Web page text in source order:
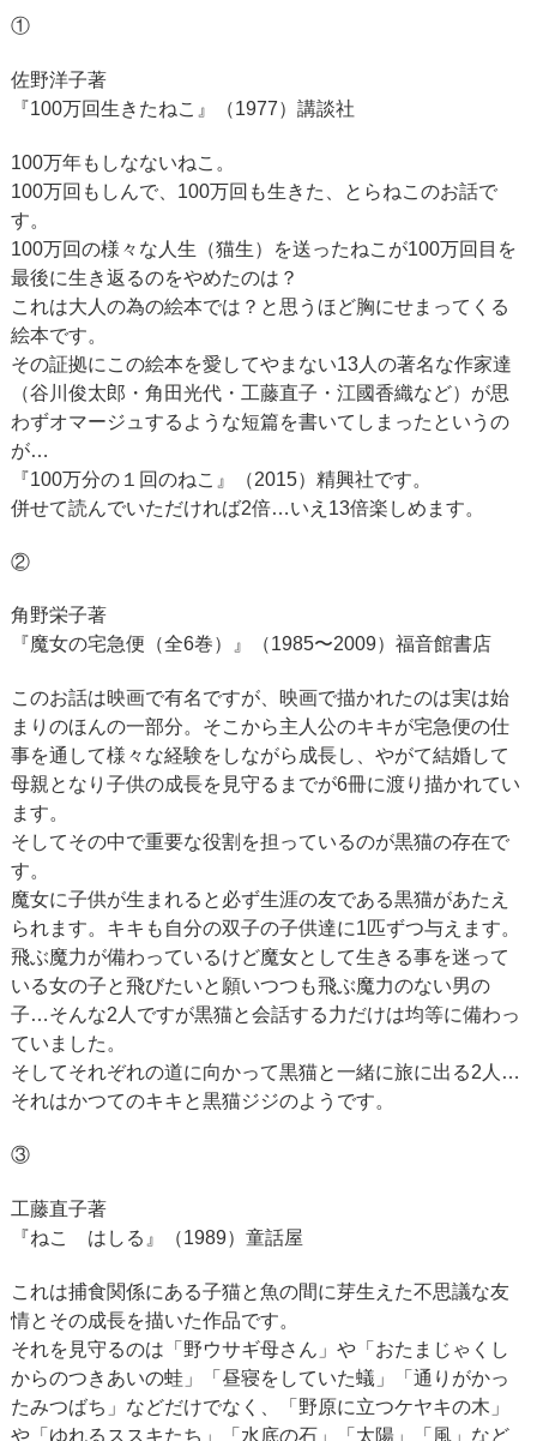
①
佐野洋子著
『100万回生きたねこ』（1977）講談社
100万年もしなないねこ。
100万回もしんで、100万回も生きた、とらねこのお話で
す。
100万回の様々な人生（猫生）を送ったねこが100万回目を
最後に生き返るのをやめたのは？
これは大人の為の絵本では？と思うほど胸にせまってくる
絵本です。
その証拠にこの絵本を愛してやまない13人の著名な作家達
（谷川俊太郎・角田光代・工藤直子・江國香織など）が思
わずオマージュするような短篇を書いてしまったというの
が…
『100万分の１回のねこ』（2015）精興社です。
併せて読んでいただければ2倍…いえ13倍楽しめます。
②
角野栄子著
『魔女の宅急便（全6巻）』（1985〜2009）福音館書店
このお話は映画で有名ですが、映画で描かれたのは実は始
まりのほんの一部分。そこから主人公のキキが宅急便の仕
事を通して様々な経験をしながら成長し、やがて結婚して
母親となり子供の成長を見守るまでが6冊に渡り描かれてい
ます。
そしてその中で重要な役割を担っているのが黒猫の存在で
す。
魔女に子供が生まれると必ず生涯の友である黒猫があたえ
られます。キキも自分の双子の子供達に1匹ずつ与えます。
飛ぶ魔力が備わっているけど魔女として生きる事を迷って
いる女の子と飛びたいと願いつつも飛ぶ魔力のない男の
子…そんな2人ですが黒猫と会話する力だけは均等に備わっ
ていました。
そしてそれぞれの道に向かって黒猫と一緒に旅に出る2人…
それはかつてのキキと黒猫ジジのようです。
③
工藤直子著
『ねこ はしる』（1989）童話屋
これは捕食関係にある子猫と魚の間に芽生えた不思議な友
情とその成長を描いた作品です。
それを見守るのは「野ウサギ母さん」や「おたまじゃくし
からのつきあいの蛙」「昼寝をしていた蟻」「通りがかっ
たみつばち」などだけでなく、「野原に立つケヤキの木」
や「ゆれるススキたち」「水底の石」「太陽」「風」など